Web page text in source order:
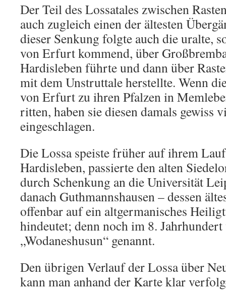
Der Teil des Lossatales zwischen
auch zugleich einen der ältesten
dieser Senkung folgte auch die uralte,
von Erfurt kommend, über
Hardisleben führte und dann über
mit dem Unstruttale herstellte. Wenn
von Erfurt zu ihren Pfalzen in
ritten, haben sie diesen damals gewiss
eingeschlagen.
Die Lossa speiste früher auf ihrem
Hardisleben, passierte den alten
durch Schenkung an die Universität
danach Guthmannshausen – dessen
offenbar auf ein altgermanisches
hindeutet; denn noch im 8.
„Wodaneshusun“ genannt.
Den übrigen Verlauf der Lossa über
kann man anhand der Karte klar